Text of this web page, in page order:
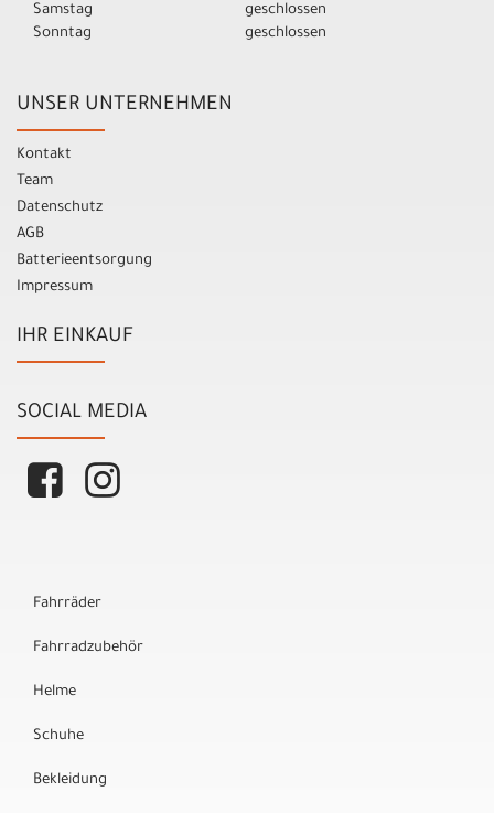
Samstag
geschlossen
Sonntag
geschlossen
UNSER UNTERNEHMEN
Kontakt
Team
Datenschutz
AGB
Batterieentsorgung
Impressum
IHR EINKAUF
SOCIAL MEDIA
Fahrräder
Fahrradzubehör
Helme
Schuhe
Bekleidung